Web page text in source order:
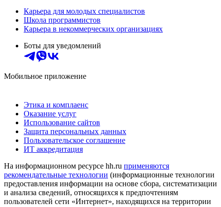
Карьера для молодых специалистов
Школа программистов
Карьера в некоммерческих организациях
Боты для уведомлений
Мобильное приложение
Этика и комплаенс
Оказание услуг
Использование сайтов
Защита персональных данных
Пользовательское соглашение
ИТ аккредитация
На информационном ресурсе hh.ru применяются
рекомендательные технологии (информационные технологии
предоставления информации на основе сбора, систематизации
и анализа сведений, относящихся к предпочтениям
пользователей сети «Интернет», находящихся на территории